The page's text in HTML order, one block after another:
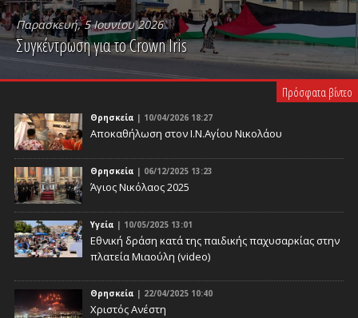
Παρασκευή, 5 Ιουνίου 2026
Συγκέντρωση για το Crown Iris
PLAY VIDEO
Πρόσφατα βίντεο
Θρησκεία | 10/04/2026 18:27
Αποκαθήλωση στον Ι.Ν.Αγίου Νικολάου
Θρησκεία | 06/12/2025 13:23
Άγιος Νικόλαος 2025
Υγεία | 10/05/2025 13:01
Eθνική δράση κατά της παιδικής παχυσαρκίας στην
πλατεία Μιαούλη (video)
Θρησκεία | 22/04/2025 10:40
Χριστός Ανέστη